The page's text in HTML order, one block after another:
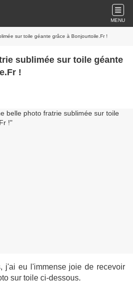
MENU
sur toile géante grâce à Bonjourtoile.Fr !
sublimée sur toile géante
!
j'ai eu l'immense joie de recevoir
sur toile ci-dessous.